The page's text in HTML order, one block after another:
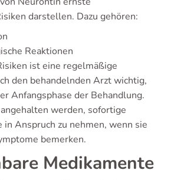
darstellen. Dazu gehören:
Reaktionen
ist eine regelmäßige
den behandelnden Arzt wichtig,
Anfangsphase der Behandlung.
werden, sofortige
in Anspruch zu nehmen, wenn sie
bemerken.
Medikamente